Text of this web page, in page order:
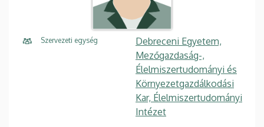
Szervezeti egység
Debreceni Egyetem,
Mezőgazdaság-,
Élelmiszertudományi és
Környezetgazdálkodási
Kar, Élelmiszertudományi
Intézet